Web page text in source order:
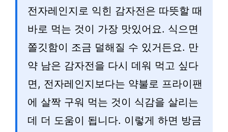
전자레인지로 익힌 감자전은 따뜻할 때
바로 먹는 것이 가장 맛있어요. 식으면
쫄깃함이 조금 덜해질 수 있거든요. 만
약 남은 감자전을 다시 데워 먹고 싶다
면, 전자레인지보다는 약불로 프라이팬
에 살짝 구워 먹는 것이 식감을 살리는
데 더 도움이 됩니다. 이렇게 하면 방금